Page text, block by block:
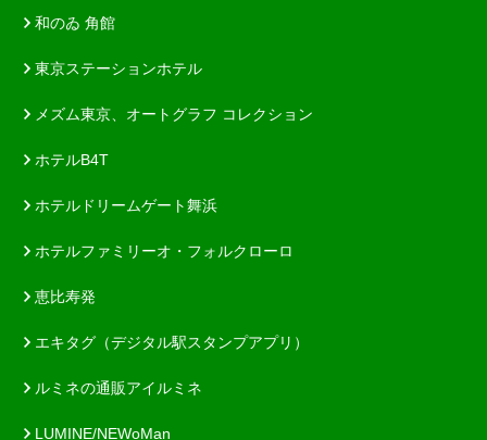
和のゐ 角館
東京ステーションホテル
メズム東京、オートグラフ コレクション
ホテルB4T
ホテルドリームゲート舞浜
ホテルファミリーオ・フォルクローロ
恵比寿発
エキタグ（デジタル駅スタンプアプリ）
ルミネの通販アイルミネ
LUMINE/NEWoMan